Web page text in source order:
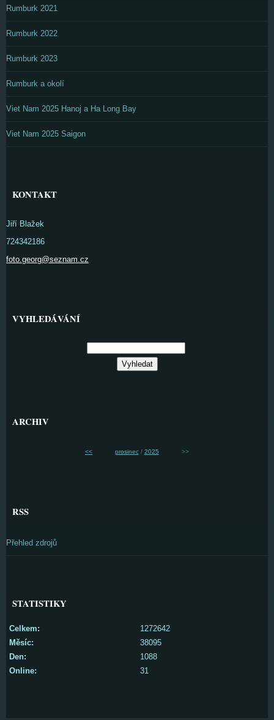
Rumburk 2021
Rumburk 2022
Rumburk 2023
Rumburk a okolí
Viet Nam 2025 Hanoj a Ha Long Bay
Viet Nam 2025 Saigon
KONTAKT
Jiří Blažek
724342186
foto.georg@seznam.cz
VYHLEDÁVÁNÍ
ARCHIV
<< prosinec/ 2025 >>
RSS
Přehled zdrojů
STATISTIKY
Online: 31
Celkem:
1272642
Měsíc:
38095
Den:
1088